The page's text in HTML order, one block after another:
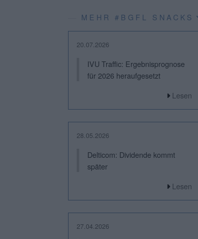
MEHR #BGFL SNACKS
20.07.2026
IVU Traffic: Ergebnisprognose
für 2026 heraufgesetzt
Lesen
28.05.2026
Delticom: Dividende kommt
später
Lesen
27.04.2026